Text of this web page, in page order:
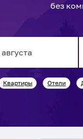
без
Квартиры Отели